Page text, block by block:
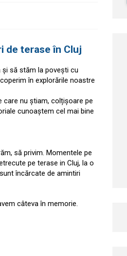
de terase în Cluj
și să stăm la povești cu
în explorările noastre
care nu știam, colțișoare pe
cunoaștem cel mai bine
să privim. Momentele pe
pe terase in Cluj, la o
încărcate de amintiri
câteva în memorie.